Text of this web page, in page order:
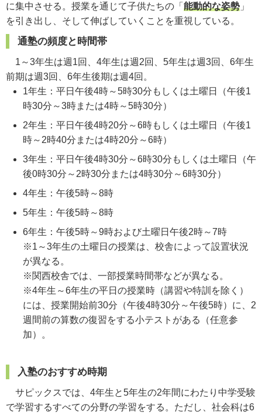
に集中させる。授業を通じて子供たちの「 能動的な姿勢 」
を引き出し、そして伸ばしていくことを重視している。
通塾の頻度と時間帯
1～3年生は週1回、4年生は週2回、5年生は週3回、6年生
前期は週3回、6年生後期は週4回。
1年生：平日午後4時～5時30分もしくは土曜日（午後1
時30分～3時または4時～5時30分）
2年生：平日午後4時20分～6時もしくは土曜日（午後1
時～2時40分または4時20分～6時）
3年生：平日午後4時30分～6時30分もしくは土曜日（午
後0時30分～2時30分または4時30分～6時30分）
4年生：午後5時～8時
5年生：午後5時～8時
6年生：午後5時～9時および土曜日午後2時～7時
※1～3年生の土曜日の授業は、校舎によって設置状況
が異なる。
※関西校舎では、一部授業時間帯などが異なる。
※4年生～6年生の平日の授業時（講習や特訓を除く）
には、授業開始前30分（午後4時30分～午後5時）に、2
週間前の算数の復習をする小テストがある（任意参
加）。
入塾のおすすめ時期
サピックスでは、4年生と5年生の2年間にわたり中学受験
で学習するすべての分野の学習をする。ただし、社会科は6